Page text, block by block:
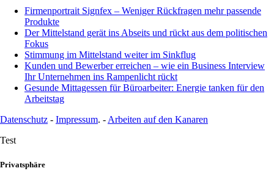
Firmenportrait Signfex – Weniger Rückfragen mehr passende
Produkte
Der Mittelstand gerät ins Abseits und rückt aus dem politischen
Fokus
Stimmung im Mittelstand weiter im Sinkflug
Kunden und Bewerber erreichen – wie ein Business Interview
Ihr Unternehmen ins Rampenlicht rückt
Gesunde Mittagessen für Büroarbeiter: Energie tanken für den
Arbeitstag
Datenschutz - Impressum. -Arbeiten auf den Kanaren
Test
Privatsphäre